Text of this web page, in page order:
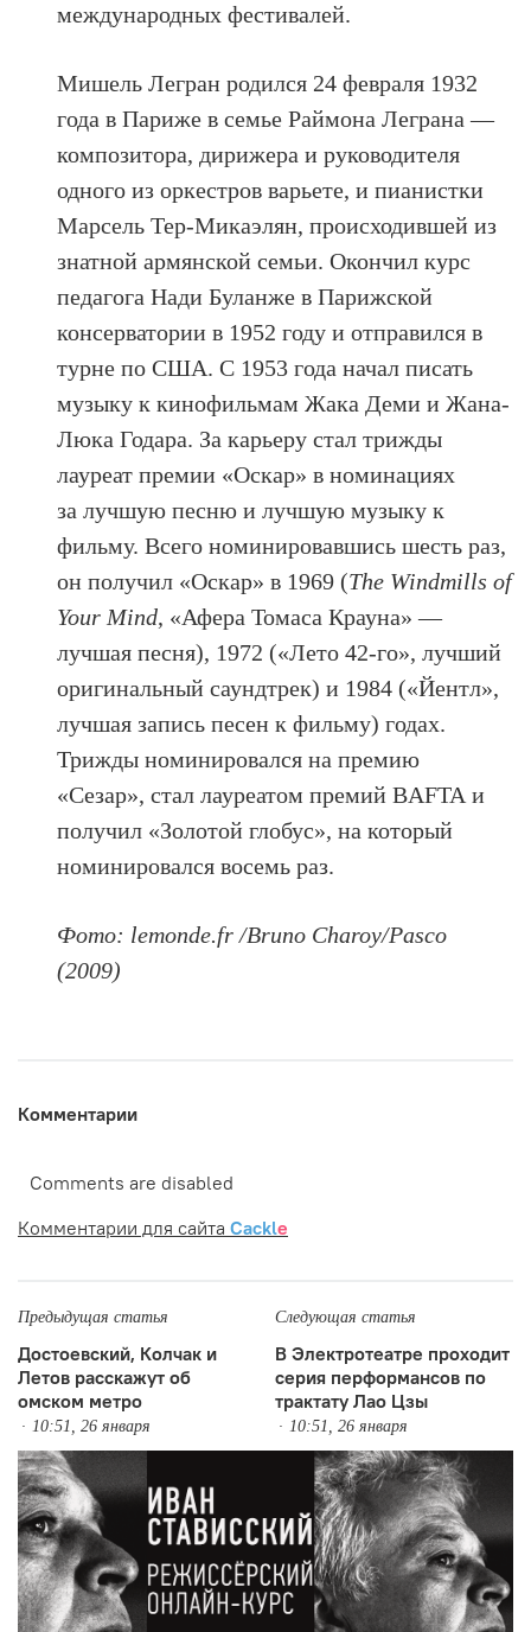
международных фестивалей.
Мишель Легран родился 24 февраля 1932
года в Париже в семьеРаймона Леграна—
композитора, дирижера и руководителя
одного из оркестров варьете, и пианистки
Марсель Тер-Микаэлян, происходившей из
знатной армянской семьи. Окончил курс
педагога Нади Буланже в Парижской
консерватории в 1952 году и отправился в
турне по США. С 1953 года начал писать
музыку к кинофильмам Жака Деми и Жана-
Люка Годара. За карьеру стал трижды
лауреат премии «Оскар» в номинациях
за лучшую песню и лучшую музыку к
фильму. Всего номинировавшись шесть раз,
он получил «Оскар» в 1969 (The Windmills of
Your Mind, «Афера Томаса Крауна» —
лучшая песня), 1972 («Лето 42-го», лучший
оригинальный саундтрек) и 1984 («Йентл»,
лучшая запись песен к фильму) годах.
Трижды номинировался на премию
«Сезар», стал лауреатом премий BAFTA и
получил «Золотой глобус», на который
номинировался восемь раз.
Фото: lemonde.fr /Bruno Charoy/Pasco
(2009)
Комментарии
Comments are disabled
Комментарии для сайта Cackle
Предыдущая статья
Достоевский, Колчак и
Летов расскажут об
омском метро
10:51, 26 января
Следующая статья
В Электротеатре проходит
серия перформансов по
трактату Лао Цзы
10:51, 26 января